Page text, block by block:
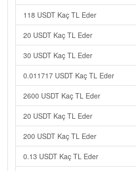
118 USDT Kaç TL Eder
20 USDT Kaç TL Eder
30 USDT Kaç TL Eder
0.011717 USDT Kaç TL Eder
2600 USDT Kaç TL Eder
20 USDT Kaç TL Eder
200 USDT Kaç TL Eder
0.13 USDT Kaç TL Eder